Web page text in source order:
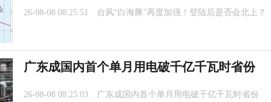
26-08-08 08:25:51 台风“白海豚”再度加强！登陆后是否会北上？
广东成国内首个单月用电破千亿千瓦时省份
26-08-08 08:25:03 广东成国内首个单月用电破千亿千瓦时省份